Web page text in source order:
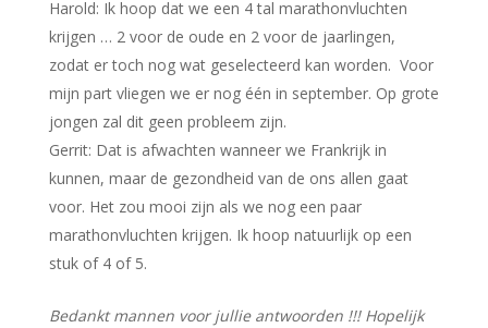
Harold: Ik hoop dat we een 4 tal marathonvluchten
krijgen … 2 voor de oude en 2 voor de jaarlingen,
zodat er toch nog wat geselecteerd kan worden. Voor
mijn part vliegen we er nog één in september. Op grote
jongen zal dit geen probleem zijn.
Gerrit: Dat is afwachten wanneer we Frankrijk in
kunnen, maar de gezondheid van de ons allen gaat
voor. Het zou mooi zijn als we nog een paar
marathonvluchten krijgen. Ik hoop natuurlijk op een
stuk of 4 of 5.
Bedankt mannen voor jullie antwoorden !!! Hopelijk